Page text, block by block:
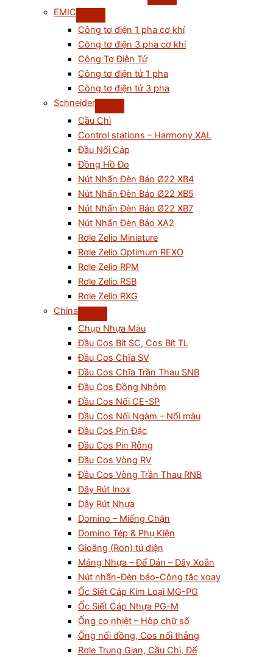
EMIC
Công tơ điện 1 pha cơ khí
Công tơ điện 3 pha cơ khí
Công Tơ Điện Tử
Công tơ điện tử 1 pha
Công tơ điện tử 3 pha
Schneider
Cầu Chì
Control stations – Harmony XAL
Đầu Nối Cáp
Đồng Hồ Đo
Nút Nhấn Đèn Báo Ø22 XB4
Nút Nhấn Đèn Báo Ø22 XB5
Nút Nhấn Đèn Báo Ø22 XB7
Nút Nhấn Đèn Báo XA2
Rơle Zelio Miniature
Rơle Zelio Optimum REXO
Rơle Zelio RPM
Rơle Zelio RSB
Rơle Zelio RXG
China
Chụp Nhựa Màu
Đầu Cos Bít SC, Cos Bít TL
Đầu Cos Chĩa SV
Đầu Cos Chĩa Trần Thau SNB
Đầu Cos Đồng Nhôm
Đầu Cos Nối CE-SP
Đầu Cos Nối Ngàm – Nối màu
Đầu Cos Pin Đặc
Đầu Cos Pin Rỗng
Đầu Cos Vòng RV
Đầu Cos Vòng Trần Thau RNB
Dây Rút Inox
Dây Rút Nhựa
Domino – Miếng Chặn
Domino Tép & Phụ Kiện
Gioăng (Ron) tủ điện
Máng Nhựa – Đế Dán – Dây Xoắn
Nút nhấn-Đèn báo-Công tắc xoay
Ốc Siết Cáp Kim Loại MG-PG
Ốc Siết Cáp Nhựa PG-M
Ống co nhiệt – Hộp chữ số
Ống nối đồng, Cos nối thẳng
Rơle Trung Gian, Cầu Chì, Đế